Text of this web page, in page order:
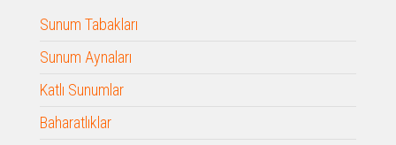
Sunum Tabakları
Sunum Aynaları
Katlı Sunumlar
Baharatlıklar